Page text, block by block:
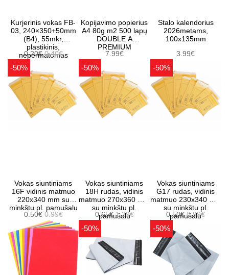
Kurjerinis vokas FB-
03, 240×350+50mm
(B4), 55mkr,
plastikinis,
nepermatomas
0.20€0.40€
Kopijavimo popierius
A4 80g m2 500 lapų
DOUBLE A
PREMIUM
7.99€
Stalo kalendorius
2026metams,
100x135mm
3.99€
-50%
Vokas siuntiniams
16F vidinis matmuo
220x340 mm su
minkštu pl. pamušalu
0.50€0.99€
-50%
Vokas siuntiniams
18H rudas, vidinis
matmuo 270x360 mm
su minkštu pl.
pamušalu
0.65€1.29€
-50%
Vokas siuntiniams
G17 rudas, vidinis
matmuo 230x340 mm
su minkštu pl.
pamušalu
0.50€0.99€
-50% -50%